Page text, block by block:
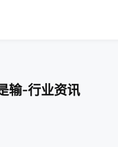
输-行业资讯